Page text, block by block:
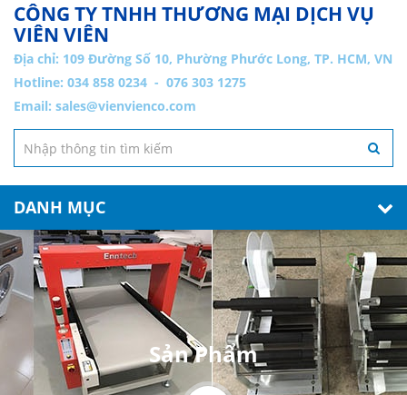
CÔNG TY TNHH THƯƠNG MẠI DỊCH VỤ
VIÊN VIÊN
Địa chỉ: 109 Đường Số 10, Phường Phước Long, TP. HCM, VN
Hotline: 034 858 0234 - 076 303 1275
Email: sales@vienvienco.com
DANH MỤC
Sản Phẩm